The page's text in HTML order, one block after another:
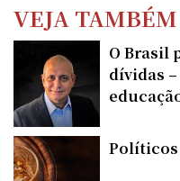
VEJA TAMBÉM
O Brasil
dívidas
Políticos